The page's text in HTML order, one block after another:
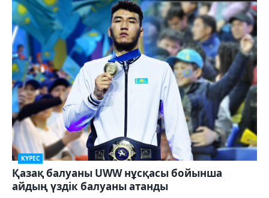
КҮРЕС
Қазақ балуаны UWW нұсқасы бойынша
айдың үздік балуаны атанды